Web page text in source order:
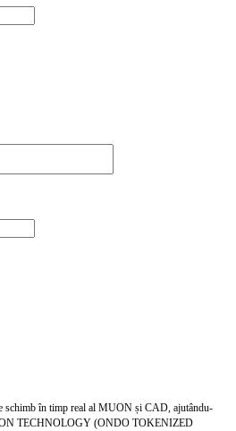
schimb în timp real al MUON și CAD, ajutându-
TECHNOLOGY (ONDO TOKENIZED